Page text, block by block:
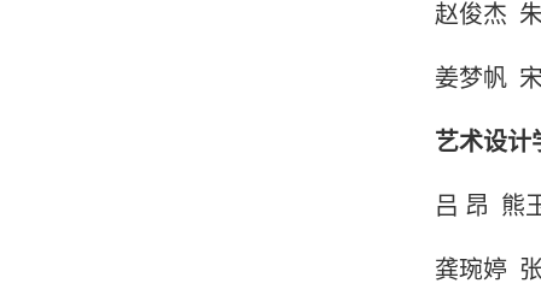
赵俊杰
姜梦帆
艺术设计
吕 昂 熊
龚琬婷